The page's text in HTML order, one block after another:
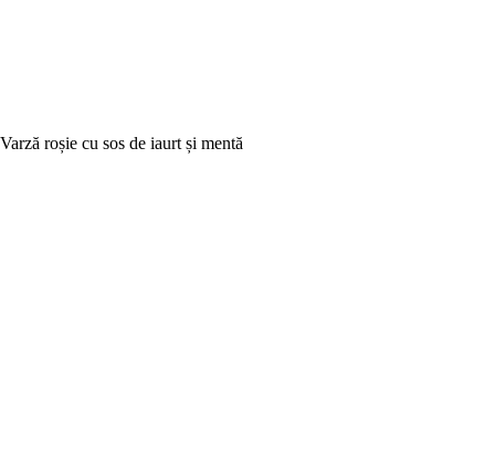
Varză roșie cu sos de iaurt și mentă